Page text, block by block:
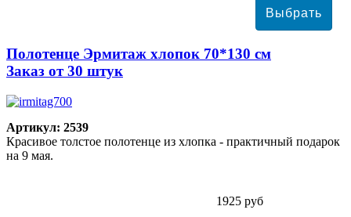
Полотенце Эрмитаж хлопок 70*130 см
Заказ от 30 штук
Артикул: 2539
Красивое толстое полотенце из хлопка - практичный подарок
на 9 мая.
1925 руб